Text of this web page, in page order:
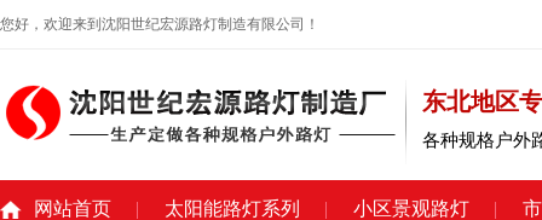
您好，欢迎来到沈阳世纪宏源路灯制造有限公司！
东北地区
各种规格户外
网站首页 太阳能路灯系列 小区景观路灯